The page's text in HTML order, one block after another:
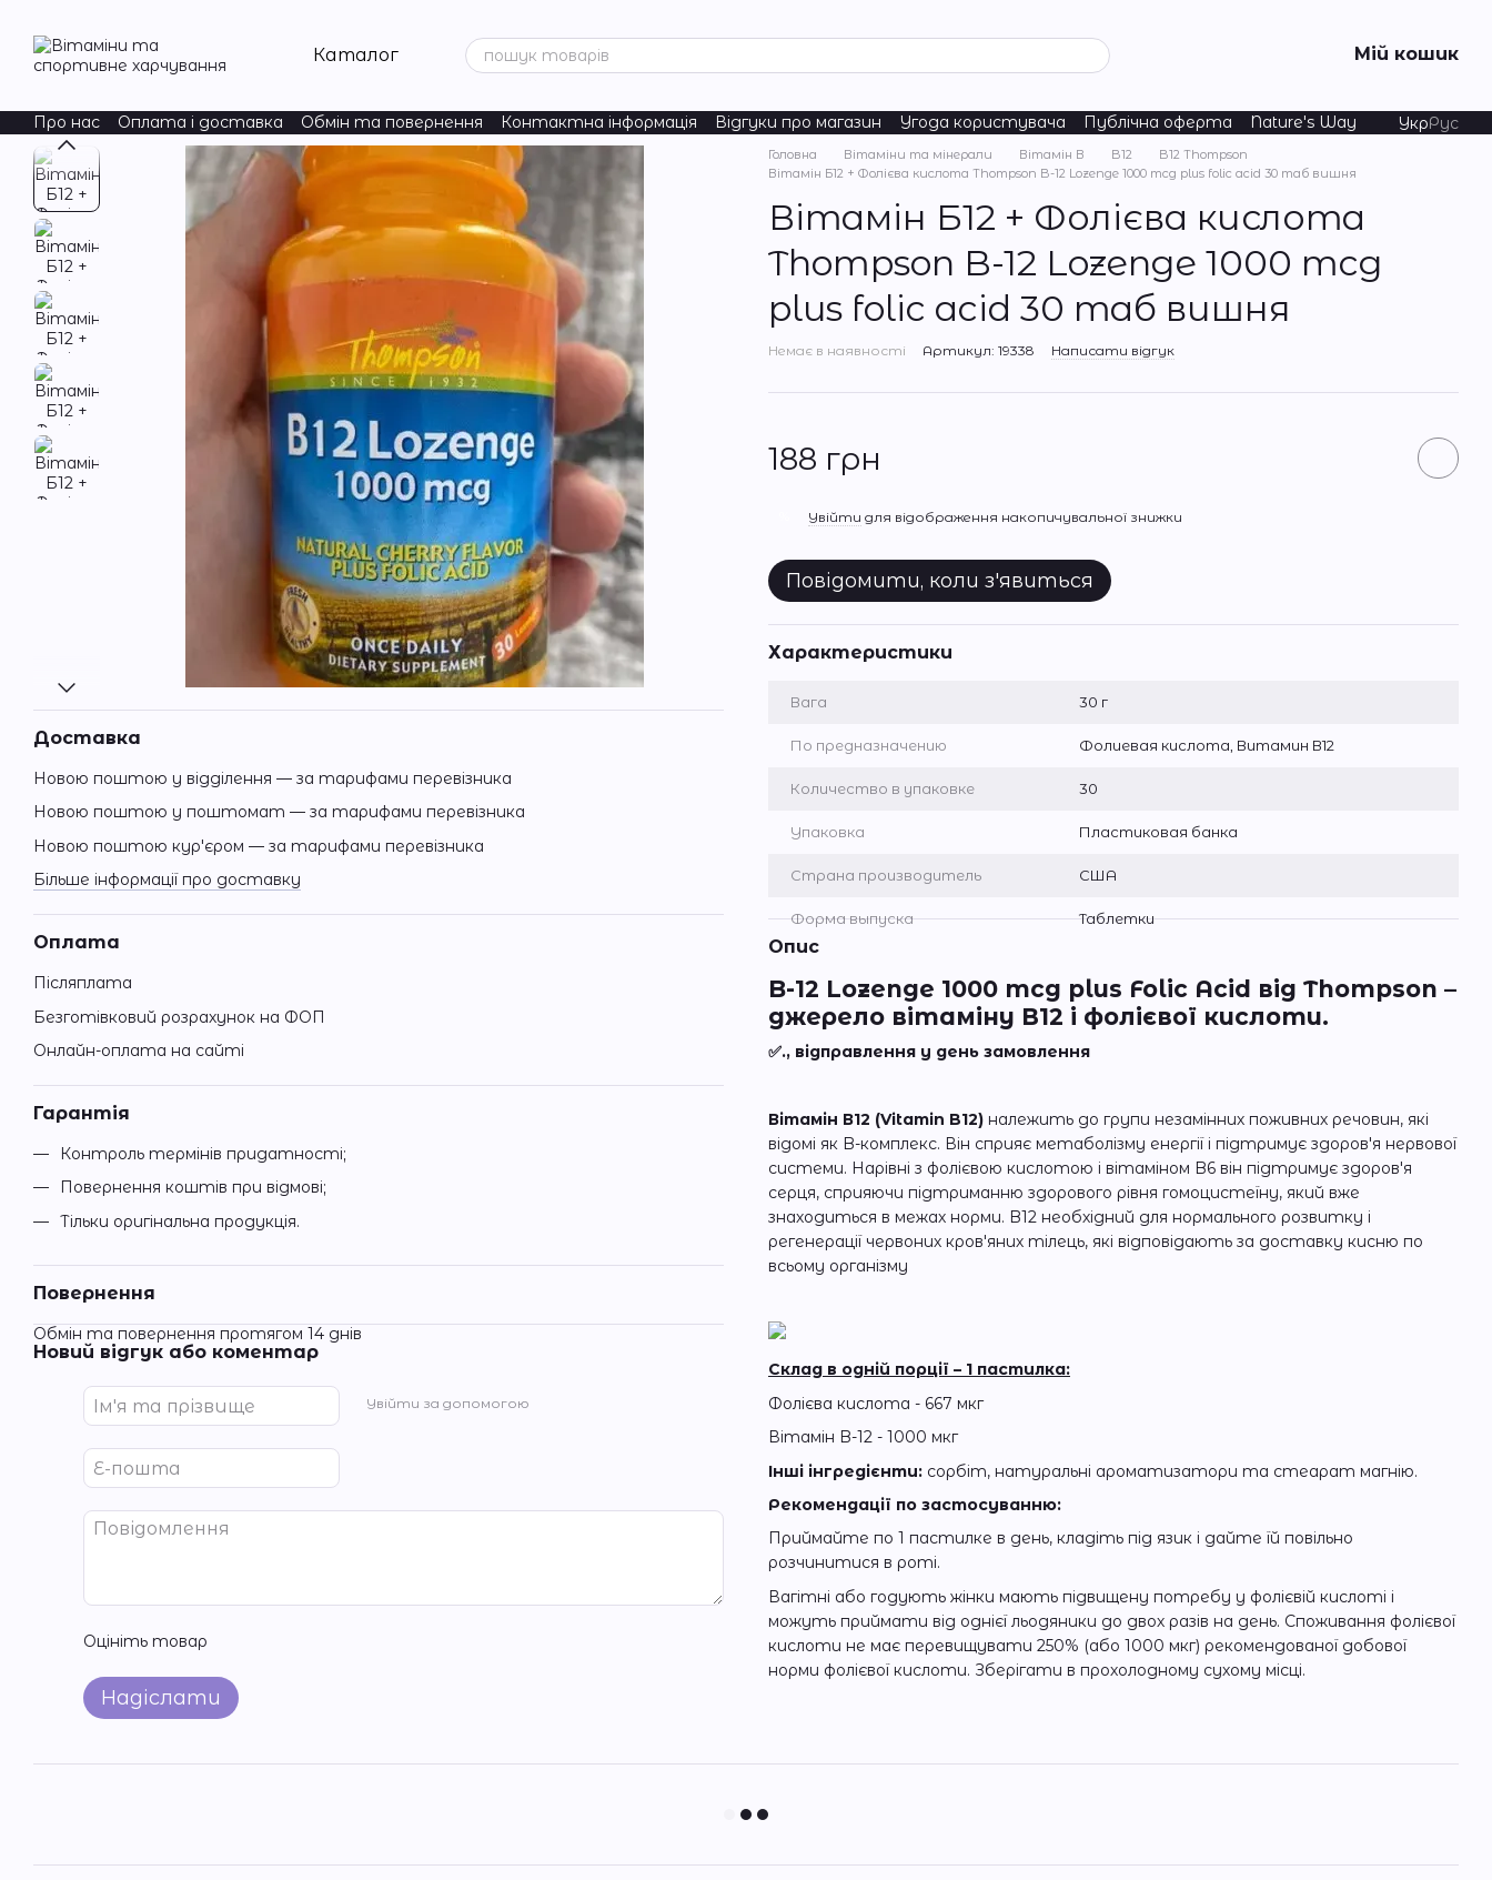
Каталог Мій кошик
Про нас Оплата і доставка Обмін та повернення Контактна інформація Відгуки про магазин Угода користувача Публічна оферта
Nature's Way
ChildLife Essentials
Natural Factors Acure Nordic Naturals
УкрРус
Доставка
Новою поштою у відділення — за тарифами перевізника
Новою поштою у поштомат — за тарифами перевізника
Новою поштою кур'єром — за тарифами перевізника
Більше інформації про доставку
Оплата
Післяплата
Безготівковий розрахунок на ФОП
Онлайн-оплата на сайті
Гарантія
Контроль термінів придатності;
Повернення коштів при відмові;
Тільки оригінальна продукція.
Повернення
Обмін та повернення протягом 14 днів
Новий відгук або коментар
Увійти за допомогою
Оцініть товар
Надіслати
Головна Вітаміни та мінерали Вітамін В B12
B12 Thompson
Вітамін Б12 + Фолієва кислота Thompson B-12 Lozenge 1000 mcg plus folic acid 30 таб вишня
Вітамін Б12 + Фолієва кислота
Thompson B-12 Lozenge 1000 mcg
plus folic acid 30 таб вишня
Немає в наявності Артикул: 19338 Написати відгук
188 грн
Увійти для відображення накопичувальної знижки
Повідомити, коли з'явиться
Характеристики
Вага 30 г
По предназначению Фолиевая кислота, Витамин В12
Количество в упаковке 30
Упаковка Пластиковая банка
Страна производитель США
Форма выпуска Таблетки
Опис
B-12 Lozenge 1000 mcg plus Folic Acid від Thompson –
джерело вітаміну В12 і фолієвої кислоти.
✅., відправлення у день замовлення
Вітамін В12 (Vitamin B12) належить до групи незамінних поживних речовин, які
відомі як B-комплекс. Він сприяє метаболізму енергії і підтримує здоров'я нервової
системи. Нарівні з фолієвою кислотою і вітаміном B6 він підтримує здоров'я
серця, сприяючи підтриманню здорового рівня гомоцистеїну, який вже
знаходиться в межах норми. B12 необхідний для нормального розвитку і
регенерації червоних кров'яних тілець, які відповідають за доставку кисню по
всьому організму
Склад в одній порції – 1 пастилка:
Фолієва кислота - 667 мкг
Вітамін B-12 - 1000 мкг
Інші інгредієнти: сорбіт, натуральні ароматизатори та стеарат магнію.
Рекомендації по застосуванню:
Приймайте по 1 пастилке в день, кладіть під язик і дайте їй повільно
розчинитися в роті.
Вагітні або годують жінки мають підвищену потребу у фолієвій кислоті і
можуть приймати від однієї льодяники до двох разів на день. Споживання фолієвої
кислоти не має перевищувати 250% (або 1000 мкг) рекомендованої добової
норми фолієвої кислоти. Зберігати в прохолодному сухому місці.